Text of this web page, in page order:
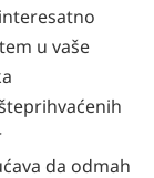
u vaše
da odmah